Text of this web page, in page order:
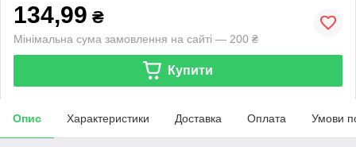
134,99 ₴
Мінімальна сума замовлення на сайті — 200 ₴
Купити
Опис Характеристики Доставка Оплата Умови